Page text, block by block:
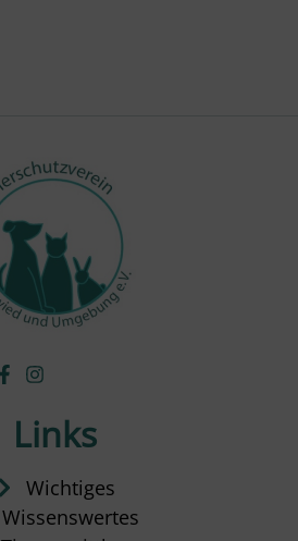
Links
Wichtiges
Wissenswertes